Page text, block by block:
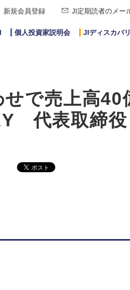
新規会員登録 JI定期読者のメー
個人投資家説明会 JIディスカバ
で売上高40
代表取締役